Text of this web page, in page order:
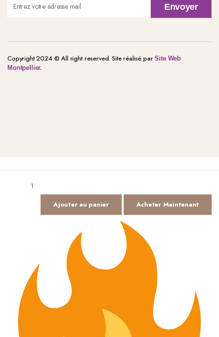
Ajouter au panier Acheter Maintenant
Envoyer
Copyright 2024 © All right reserved. Site réalisé parSite Web
Montpellier.
Lorem ipsum dolor sit amet, consectetur adipiscing elit. Etiam vel
risus imperdiet, gravida justo eu.
@keramic.store